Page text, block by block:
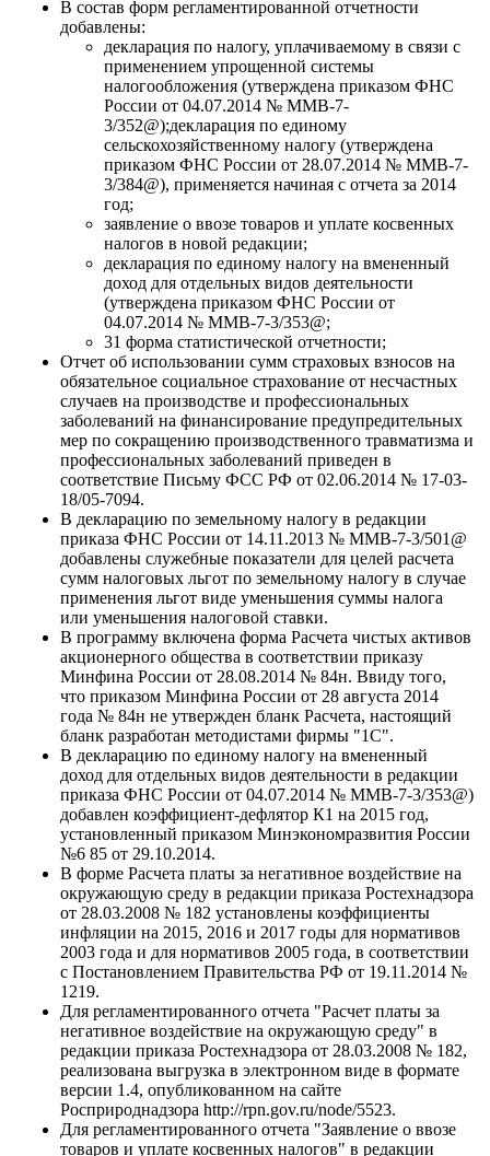
В состав форм регламентированной отчетности
добавлены:
декларация по налогу, уплачиваемому в связи с
применением упрощенной системы
налогообложения (утверждена приказом ФНС
России от 04.07.2014 № ММВ-7-
3/352@);декларация по единому
сельскохозяйственному налогу (утверждена
приказом ФНС России от 28.07.2014 № ММВ-7-
3/384@), применяется начиная с отчета за 2014
год;
заявление о ввозе товаров и уплате косвенных
налогов в новой редакции;
декларация по единому налогу на вмененный
доход для отдельных видов деятельности
(утверждена приказом ФНС России от
04.07.2014 № ММВ-7-3/353@;
31 форма статистической отчетности;
Отчет об использовании сумм страховых взносов на
обязательное социальное страхование от несчастных
случаев на производстве и профессиональных
заболеваний на финансирование предупредительных
мер по сокращению производственного травматизма и
профессиональных заболеваний приведен в
соответствие Письму ФСС РФ от 02.06.2014 № 17-03-
18/05-7094.
В декларацию по земельному налогу в редакции
приказа ФНС России от 14.11.2013 № ММВ-7-3/501@
добавлены служебные показатели для целей расчета
сумм налоговых льгот по земельному налогу в случае
применения льгот виде уменьшения суммы налога
или уменьшения налоговой ставки.
В программу включена форма Расчета чистых активов
акционерного общества в соответствии приказу
Минфина России от 28.08.2014 № 84н. Ввиду того,
что приказом Минфина России от 28 августа 2014
года № 84н не утвержден бланк Расчета, настоящий
бланк разработан методистами фирмы "1С".
В декларацию по единому налогу на вмененный
доход для отдельных видов деятельности в редакции
приказа ФНС России от 04.07.2014 № ММВ-7-3/353@)
добавлен коэффициент-дефлятор К1 на 2015 год,
установленный приказом Минэкономразвития России
№6 85 от 29.10.2014.
В форме Расчета платы за негативное воздействие на
окружающую среду в редакции приказа Ростехнадзора
от 28.03.2008 № 182 установлены коэффициенты
инфляции на 2015, 2016 и 2017 годы для нормативов
2003 года и для нормативов 2005 года, в соответствии
с Постановлением Правительства РФ от 19.11.2014 №
1219.
Для регламентированного отчета "Расчет платы за
негативное воздействие на окружающую среду" в
редакции приказа Ростехнадзора от 28.03.2008 № 182,
реализована выгрузка в электронном виде в формате
версии 1.4, опубликованном на сайте
Росприроднадзора http://rpn.gov.ru/node/5523.
Для регламентированного отчета "Заявление о ввозе
товаров и уплате косвенных налогов" в редакции